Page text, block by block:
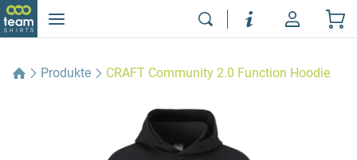
Produkte CRAFT Community 2.0 Function Hoodie